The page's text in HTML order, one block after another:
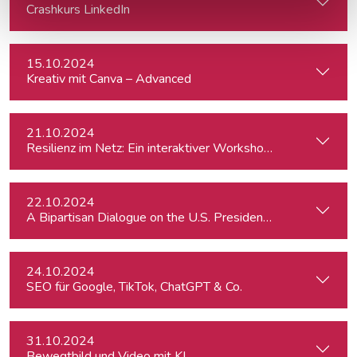
Crashkurs LinkedIn
15.10.2024
Kreativ mit Canva – Advanced
21.10.2024
Resilienz im Netz: Ein interaktiver Workshop im Umgang
22.10.2024
A Bipartisan Dialogue on the U.S. Presidential Elections:
24.10.2024
SEO für Google, TikTok, ChatGPT & Co.
31.10.2024